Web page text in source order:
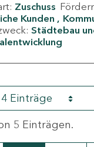
Zuschuss
Kunden
Städtebau
4 Einträge
5 Einträgen.